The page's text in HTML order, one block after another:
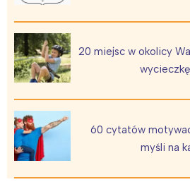
20 miejsc w okolicy
60 cytatów
myśli na
Interesują mnie